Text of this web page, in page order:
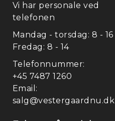
Vi har personale ved
telefonen
Mandag - torsdag: 8 - 16
Fredag: 8 - 14
Telefonnummer:
+45 7487 1260
Email:
salg@vestergaardnu.dk